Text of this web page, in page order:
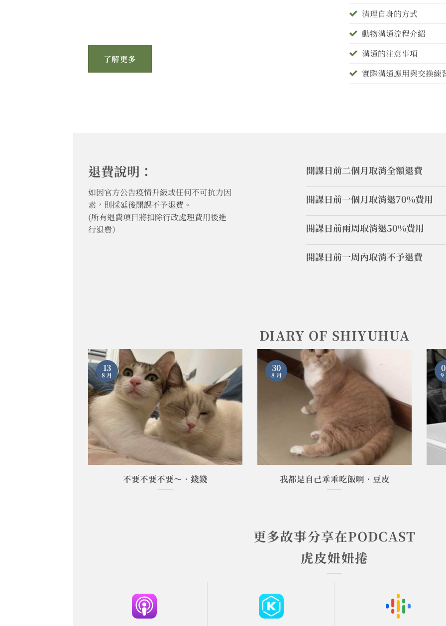
了解更多
清理自身的方式
動物溝通流程介紹
溝通的注意事項
實際溝通應用與交換練
退費說明：
如因官方公告疫情升級或任何不可抗力因
素，則採延後開課不予退費。
(所有退費項目將扣除行政處理費用後進
行退費）
開課日前二個月取消全額退費
開課日前一個月取消退70%費用
開課日前兩周取消退50%費用
開課日前一周內取消不予退費
DIARY OF SHIYUHUA
不要不要不要～•錢錢
13
8 月
我都是自己乖乖吃飯啊•豆皮
30
8 月 9
更多故事分享在PODCAST
虎皮妞妞捲